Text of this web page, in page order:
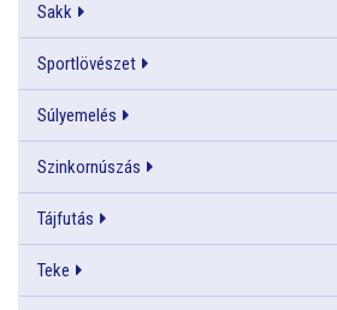
Sakk
Sportlövészet
Súlyemelés
Szinkornúszás
Tájfutás
Teke